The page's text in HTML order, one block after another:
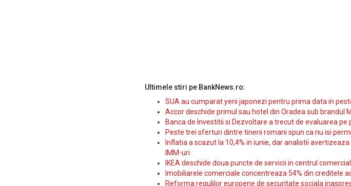
Ultimele stiri pe BankNews.ro:
SUA au cumparat yeni japonezi pentru prima data in
Accor deschide primul sau hotel din Oradea sub brandul
Banca de Investitii si Dezvoltare a trecut de evaluarea pe
Peste trei sferturi dintre tinerii romani spun ca nu isi
Inflatia a scazut la 10,4% in iunie, dar analistii
IMM-uri
IKEA deschide doua puncte de servicii in centrul
Imobiliarele comerciale concentreaza 54% din creditele
Reforma regulilor europene de securitate sociala